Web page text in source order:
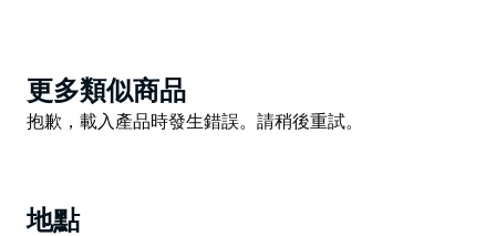
到巴利納神仙魚的地方之一。
鮑爾斯金字塔周圍較深的水域是當地租船釣魚的熱門地
Product
List
更多類似商品
Product
抱歉，載入產品時發生錯誤。請稍後重試。
地點